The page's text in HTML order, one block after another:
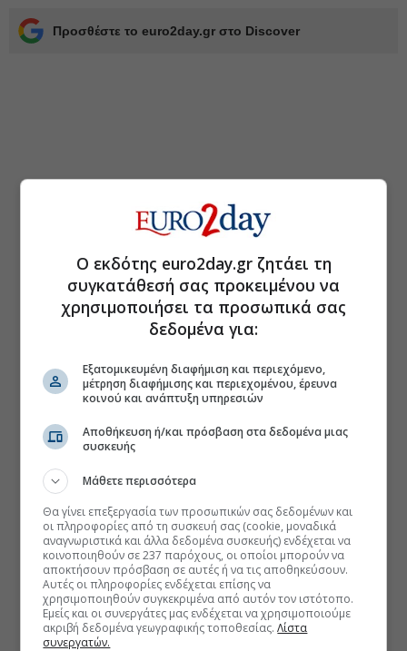
Προσθέστε το euro2day.gr στο Discover
Ο εκδότης euro2day.gr ζητάει τη
συγκατάθεσή σας προκειμένου να
χρησιμοποιήσει τα προσωπικά σας
δεδομένα για:
Εξατομικευμένη διαφήμιση και περιεχόμενο,
μέτρηση διαφήμισης και περιεχομένου, έρευνα
κοινού και ανάπτυξη υπηρεσιών
Αποθήκευση ή/και πρόσβαση στα δεδομένα μιας
συσκευής
Μάθετε περισσότερα
Θα γίνει επεξεργασία των προσωπικών σας δεδομένων και
οι πληροφορίες από τη συσκευή σας (cookie, μοναδικά
αναγνωριστικά και άλλα δεδομένα συσκευής) ενδέχεται να
κοινοποιηθούν σε 237 παρόχους, οι οποίοι μπορούν να
αποκτήσουν πρόσβαση σε αυτές ή να τις αποθηκεύσουν.
Αυτές οι πληροφορίες ενδέχεται επίσης να
χρησιμοποιηθούν συγκεκριμένα από αυτόν τον ιστότοπο.
Εμείς και οι συνεργάτες μας ενδέχεται να χρησιμοποιούμε
ακριβή δεδομένα γεωγραφικής τοποθεσίας.Λίστα
συνεργατών.